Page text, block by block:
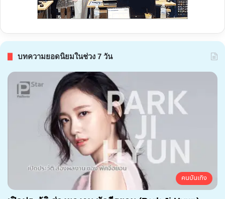
บทความยอดนิยมในช่วง 7 วัน
คนบันเทิง